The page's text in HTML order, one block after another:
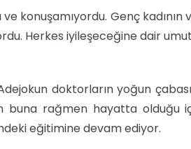
Genç kadının
Herkes iyileşeceğine dair
doktorların yoğun
rağmen hayatta olduğu
eğitimine devam ediyor.